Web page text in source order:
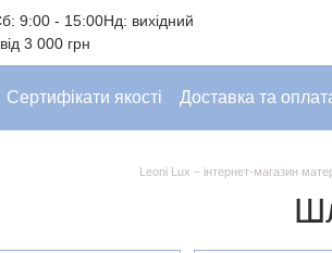
9:00 - 15:00Нд: вихідний
3 000 грн
Сертифікати якості Доставка та
Leoni Lux – інтернет-магазин